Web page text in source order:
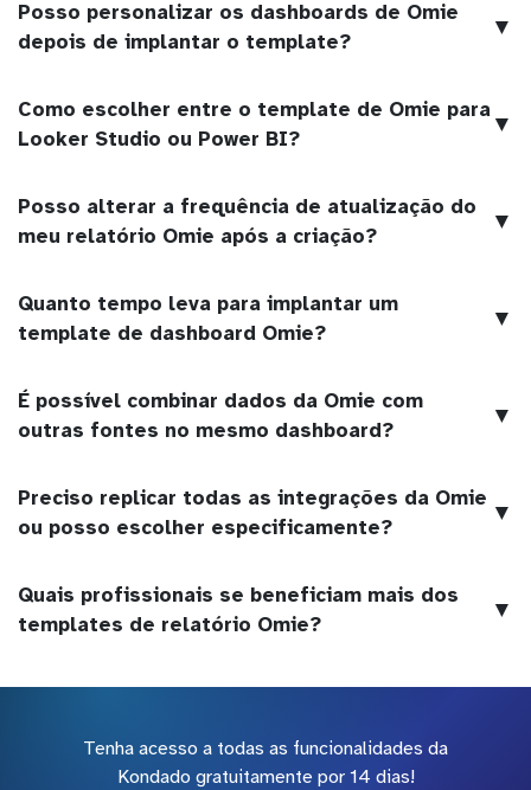
Posso personalizar os dashboards de Omie
depois de implantar o template?
▼
Como escolher entre o template de Omie para
Looker Studio ou Power BI?
▼
Posso alterar a frequência de atualização do
meu relatório Omie após a criação?
▼
Quanto tempo leva para implantar um
template de dashboard Omie?
▼
É possível combinar dados da Omie com
outras fontes no mesmo dashboard?
▼
Preciso replicar todas as integrações da Omie
ou posso escolher especificamente?
▼
Quais profissionais se beneficiam mais dos
templates de relatório Omie?
▼
Tenha acesso a todas as funcionalidades da
Kondado gratuitamente por 14 dias!